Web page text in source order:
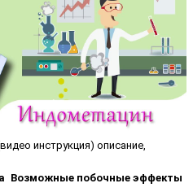
инструкция) описание,
Возможные побочные эффекты